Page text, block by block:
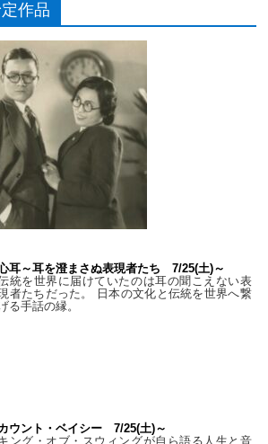
作品
耳～耳を澄まさぬ表現者たち 7/25(土)～
統を世界に届けていたのは耳の聞こえない表
者たちだった。 日本の文化と伝統を世界へ繋
る手話の縁。
ウント・ベイシー 7/25(土)～
ング・オブ・スウィングが自ら語る人生と音